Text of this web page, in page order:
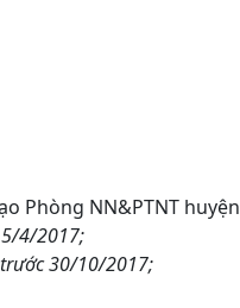
Phòng NN&PTNT huyện
4/2017;
trước 30/10/2017;